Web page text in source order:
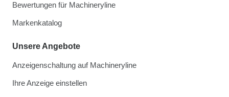
Bewertungen für Machineryline
Markenkatalog
Unsere Angebote
Anzeigenschaltung auf Machineryline
Ihre Anzeige einstellen